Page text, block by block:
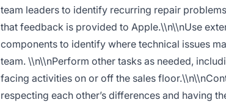
team leaders to identify recurring repair
that feedback is provided to Apple.\\n\\nUse
components to identify where technical issues
team. \\n\\nPerform other tasks as needed,
facing activities on or off the sales
respecting each other’s differences and having